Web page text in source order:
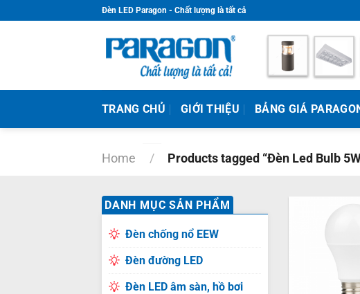
to
Đèn LED Paragon - Chất lượng là tất cả
TRANG CHỦ GIỚI THIỆU BẢNG GIÁ
Home / Products tagged “Đèn Led Bulb
DANH MỤC SẢN PHẨM
Đèn chống nổ EEW
Đèn đường LED
Đèn LED âm sàn, hồ bơi